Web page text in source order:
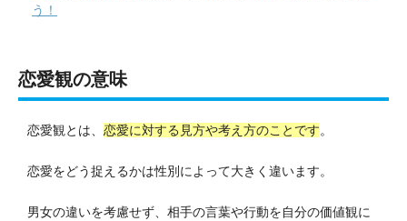
う！
恋愛観の意味
恋愛観とは、 恋愛に対する見方や考え方のことです。
恋愛をどう捉えるかは性別によって大きく違います。
男女の違いを考慮せず、相手の言葉や行動を自分の価値観に